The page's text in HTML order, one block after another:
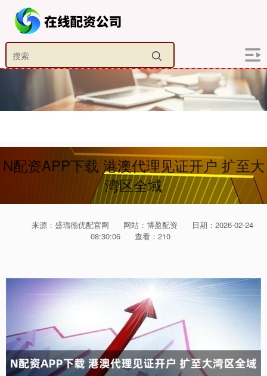
N配资APP下载 港澳代理见证开户 扩至大
湾区全域
来源：盛瑞德优配官网 网站：博盈配资
日期：2026-02-24
08:30:06
查看：210